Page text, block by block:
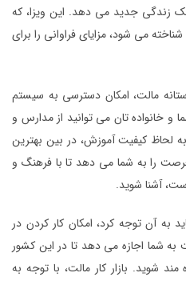
زندگی جدید می دهد. این ویزا، که
می شود، مزایای فراوانی را برای
مالت، امکان دسترسی به سیستم
و خانواده تان می توانید از مدارس و
لحاظ کیفیت آموزش، در بین بهترین
را به شما می دهد تا با فرهنگ و
آشنا شوید.
به آن توجه کرد، امکان کار کردن در
شما اجازه می دهد تا در این کشور
مند شوید. بازار کار مالت، با توجه به